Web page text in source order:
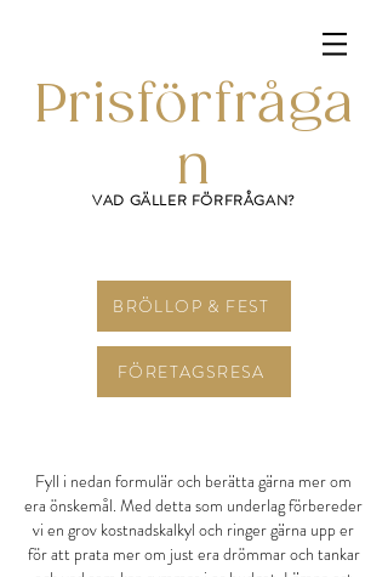
Prisförfråga
n
VAD GÄLLER FÖRFRÅGAN?
BRÖLLOP & FEST
FÖRETAGSRESA
Fyll i nedan formulär och berätta gärna mer om
era önskemål. Med detta som underlag förbereder
vi en grov kostnadskalkyl och ringer gärna upp er
för att prata mer om just era drömmar och tankar